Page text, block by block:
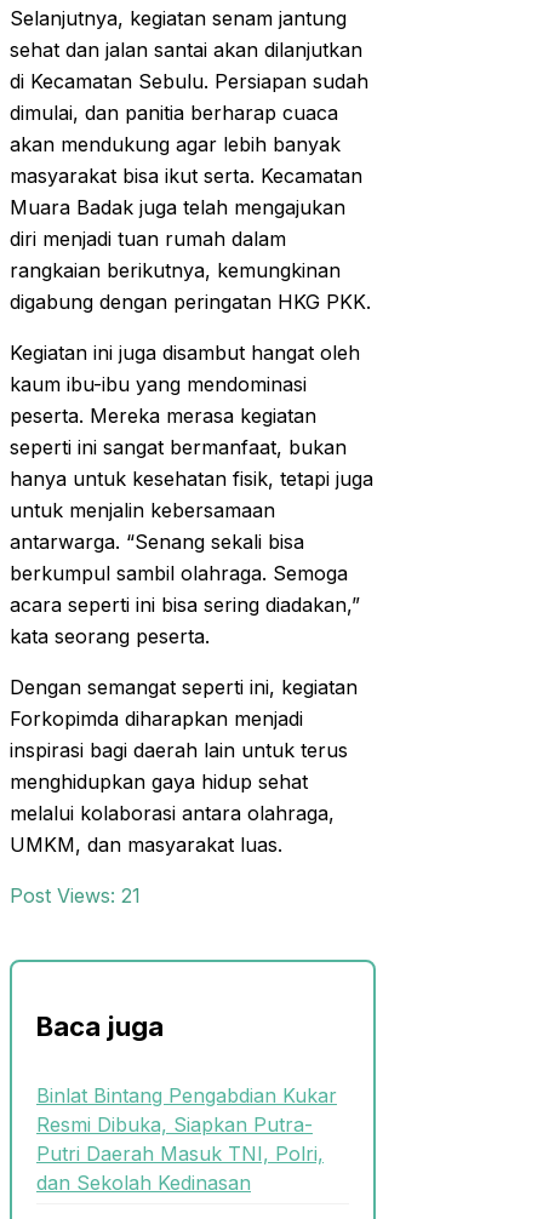
Selanjutnya, kegiatan senam jantung
sehat dan jalan santai akan dilanjutkan
di Kecamatan Sebulu. Persiapan sudah
dimulai, dan panitia berharap cuaca
akan mendukung agar lebih banyak
masyarakat bisa ikut serta. Kecamatan
Muara Badak juga telah mengajukan
diri menjadi tuan rumah dalam
rangkaian berikutnya, kemungkinan
digabung dengan peringatan HKG PKK.
Kegiatan ini juga disambut hangat oleh
kaum ibu-ibu yang mendominasi
peserta. Mereka merasa kegiatan
seperti ini sangat bermanfaat, bukan
hanya untuk kesehatan fisik, tetapi juga
untuk menjalin kebersamaan
antarwarga. “Senang sekali bisa
berkumpul sambil olahraga. Semoga
acara seperti ini bisa sering diadakan,”
kata seorang peserta.
Dengan semangat seperti ini, kegiatan
Forkopimda diharapkan menjadi
inspirasi bagi daerah lain untuk terus
menghidupkan gaya hidup sehat
melalui kolaborasi antara olahraga,
UMKM, dan masyarakat luas.
Post Views: 21
Baca juga
Binlat Bintang Pengabdian Kukar
Resmi Dibuka, Siapkan Putra-
Putri Daerah Masuk TNI, Polri,
dan Sekolah Kedinasan